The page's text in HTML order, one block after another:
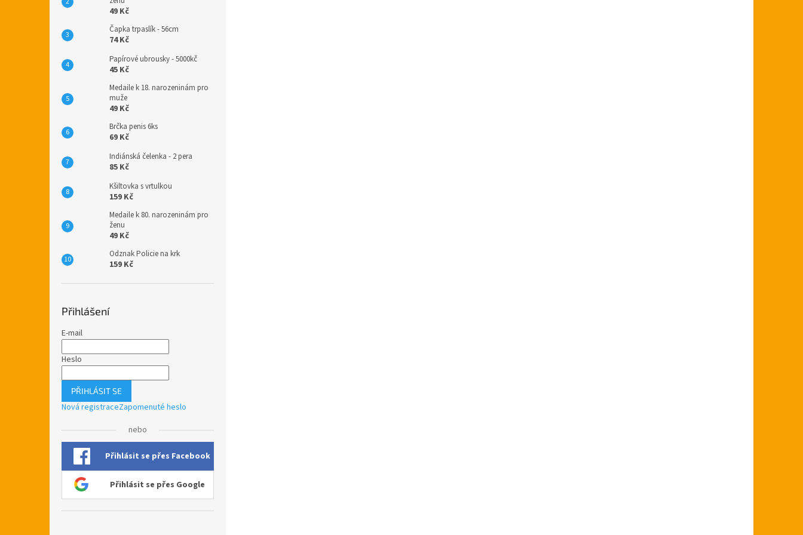
49 Kč
Čapka trpaslík - 56cm
74 Kč
Papírové ubrousky - 5000kč
45 Kč
Medaile k 18. narozeninám pro
muže
49 Kč
Brčka penis 6ks
69 Kč
Indiánská čelenka - 2 pera
85 Kč
Kšiltovka s vrtulkou
159 Kč
Medaile k 80. narozeninám pro
ženu
49 Kč
Odznak Policie na krk
159 Kč
Přihlášení
E-mail
Heslo
PŘIHLÁSIT SE
Nová registraceZapomenuté heslo
nebo
Přihlásit se přes Facebook
Přihlásit se přes Google